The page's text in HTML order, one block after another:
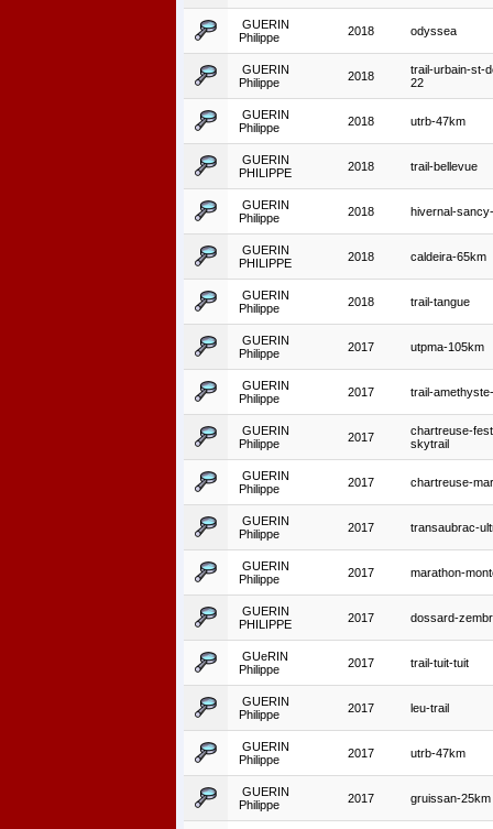
GUERIN
Philippe
2018 odyssea
GUERIN
Philippe
2018
trail-urbain-st-
22
GUERIN
Philippe
2018 utrb-47km
GUERIN
PHILIPPE
2018 trail-bellevue
GUERIN
Philippe
2018 hivernal-
GUERIN
PHILIPPE
2018 caldeira-65km
GUERIN
Philippe
2018 trail-tangue
GUERIN
Philippe
2017 utpma-105km
GUERIN
Philippe
2017 trail-
GUERIN
Philippe
2017
chartreuse-
skytrail
GUERIN
Philippe
2017 chartreuse-
GUERIN
Philippe
2017 transaubrac-
GUERIN
Philippe
2017 marathon-
GUERIN
PHILIPPE
2017 dossard-
GUeRIN
Philippe
2017 trail-tuit-tuit
GUERIN
Philippe
2017 leu-trail
GUERIN
Philippe
2017 utrb-47km
GUERIN
Philippe
2017 gruissan-25km